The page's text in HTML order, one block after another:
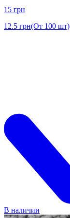
15 грн
12.5 грн(От 100 шт)
В наличии